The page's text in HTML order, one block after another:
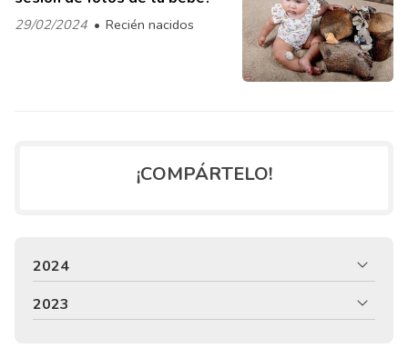
29/02/2024 Recién nacidos
¡COMPÁRTELO!
2024
2023